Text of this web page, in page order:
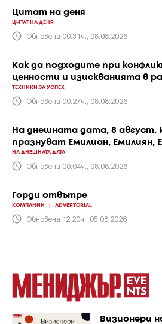
Цитат на деня
ЦИТАТ НА ДЕНЯ
Обновена 00:31ч., 08.08.2026
Как да подходите при
ценности и изискванията в
ТЕХНИКИ ЗА УСПЕХ
Обновена 00:27ч., 08.08.2026
На днешната дата, 8 август.
празнуват Емилиан, Емилиян,
НА ДНЕШНАТА ДАТА
Обновена 00:04ч., 08.08.2026
Горди отвътре
КОМПАНИИ ADVERTORIAL
Обновена 12:20ч., 05.08.2026
Визионери